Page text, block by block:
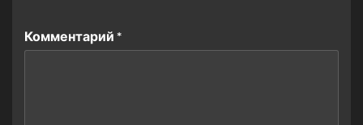
Комментарий *